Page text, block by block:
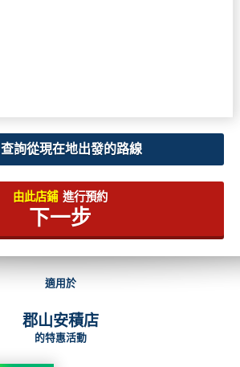
查詢從現在地出發的路線
由此店鋪 進行預約
下一步
適用於
郡山安積店
的特惠活動